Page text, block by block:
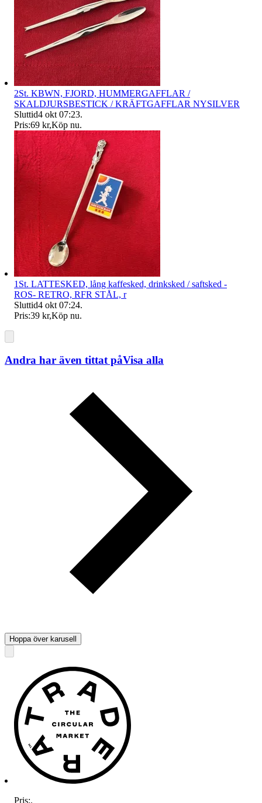
2St. KBWN, FJORD, HUMMERGAFFLAR /
SKALDJURSBESTICK / KRÄFTGAFFLAR NYSILVER
Sluttid4 okt 07:23.
Pris:69 kr,Köp nu.
1St. LATTESKED, lång kaffesked, drinksked / saftsked -
ROS- RETRO, RFR STÅL, r
Sluttid4 okt 07:24.
Pris:39 kr,Köp nu.
Andra har även tittat påVisa alla
Hoppa över karusell
Pris:.